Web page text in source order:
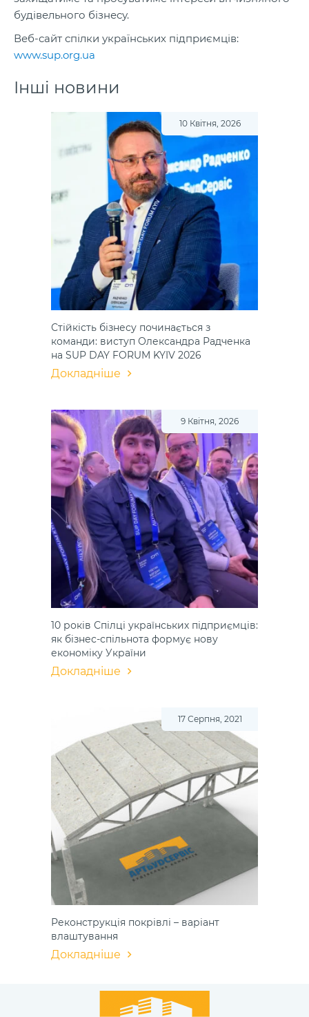
будівельного бізнесу.
Веб-сайт спілки українських підприємців:
www.sup.org.ua
Інші новини
10 Квітня, 2026
Стійкість бізнесу починається з
команди: виступ Олександра Радченка
на SUP DAY FORUM KYIV 2026
Докладніше
9 Квітня, 2026
10 років Спілці українських підприємців:
як бізнес-спільнота формує нову
економіку України
Докладніше
17 Серпня, 2021
Реконструкція покрівлі – варіант
влаштування
Докладніше